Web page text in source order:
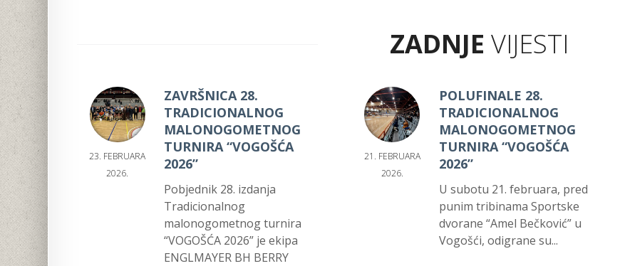
ZADNJE VIJESTI
23. FEBRUARA
2026.
ZAVRŠNICA 28.
TRADICIONALNOG
MALONOGOMETNOG
TURNIRA “VOGOŠĆA
2026”
Pobjednik 28. izdanja
Tradicionalnog
malonogometnog turnira
“VOGOŠĆA 2026” je ekipa
ENGLMAYER BH BERRY
21. FEBRUARA
2026.
POLUFINALE 28.
TRADICIONALNOG
MALONOGOMETNOG
TURNIRA “VOGOŠĆA
2026”
U subotu 21. februara, pred
punim tribinama Sportske
dvorane “Amel Bečković” u
Vogošći, odigrane su...